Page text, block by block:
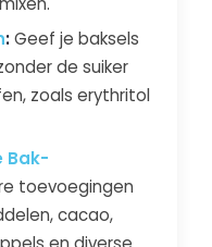
:Geef je baksels
de suiker
zoals erythritol
Bak-
toevoegingen
cacao,